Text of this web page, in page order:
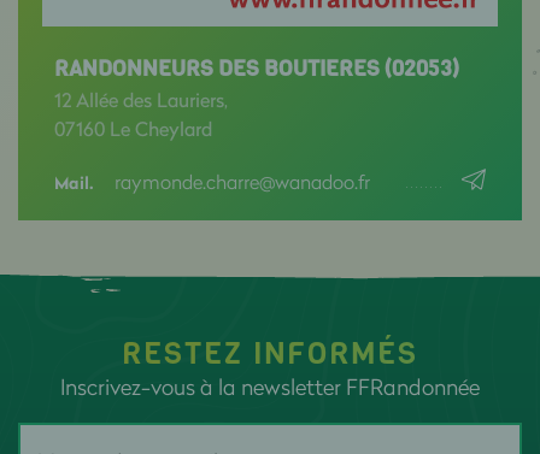
RANDONNEURS DES BOUTIERES (02053)
12 Allée des Lauriers,
07160 Le Cheylard
Mail. raymonde.charre@wanadoo.fr
RESTEZ INFORMÉS
Inscrivez-vous à la newsletter FFRandonnée